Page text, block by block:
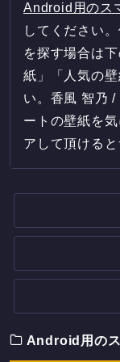
Android用のス
してください
を探す場合は
紙」「人気の
い。香風 智乃
ートの壁紙を
アして頂ける
Android用の